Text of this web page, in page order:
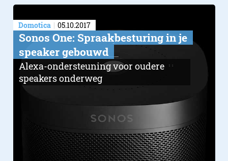
Domotica 05.10.2017
Sonos One: Spraakbesturing in je
speaker gebouwd
Alexa-ondersteuning voor oudere
speakers onderweg